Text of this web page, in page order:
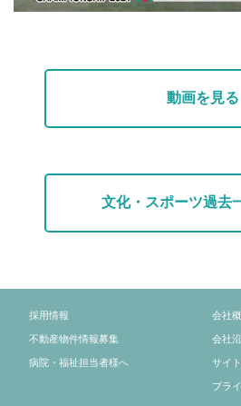
動画を見る
文化・スポーツ過去
採用情報
不動産物件情報募集
病院・福祉担当者様へ
会社
会社
サイ
プラ